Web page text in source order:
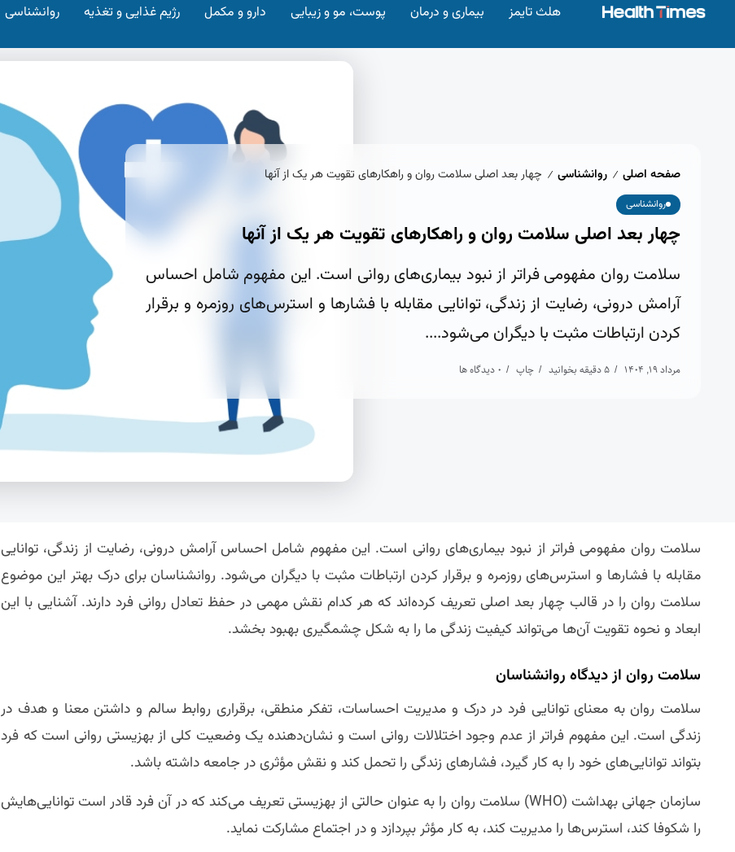
هلث تایمز بیماری و درمان پوست، مو و زیبایی دارو و مکمل رژیم غذایی و تغذیه روانشناسی
صفحه اصلی / روانشناسی / چهار بعد اصلی سلامت روان و راهکارهای تقویت هر یک از آنها
روانشناسی
چهار بعد اصلی سلامت روان و راهکارهای تقویت هر یک از آنها
سلامت روان مفهومی فراتر از نبود بیماری‌های روانی است. این مفهوم شامل احساس
آرامش درونی، رضایت از زندگی، توانایی مقابله با فشارها و استرس‌های روزمره و برقرار
کردن ارتباطات مثبت با دیگران می‌شود....
مرداد 19, 1404 5 دقیقه بخوانید چاپ 0 دیدگاه ها
سلامت روان مفهومی فراتر از نبود بیماری‌های روانی است. این مفهوم شامل احساس آرامش درونی، رضایت از زندگی، توانایی
مقابله با فشارها و استرس‌های روزمره و برقرار کردن ارتباطات مثبت با دیگران می‌شود. روانشناسان برای درک بهتر این موضوع
سلامت روان را در قالب چهار بعد اصلی تعریف کرده‌اند که هر کدام نقش مهمی در حفظ تعادل روانی فرد دارند. آشنایی با این
ابعاد و نحوه تقویت آن‌ها می‌تواند کیفیت زندگی ما را به شکل چشمگیری بهبود بخشد.
سلامت روان از دیدگاه روانشناسان
سلامت روان به معنای توانایی فرد در درک و مدیریت احساسات، تفکر منطقی، برقراری روابط سالم و داشتن معنا و هدف در
زندگی است. این مفهوم فراتر از عدم وجود اختلالات روانی است و نشان‌دهنده یک وضعیت کلی از بهزیستی روانی است که فرد
بتواند توانایی‌های خود را به کار گیرد، فشارهای زندگی را تحمل کند و نقش مؤثری در جامعه داشته باشد.
سازمان جهانی بهداشت (WHO) سلامت روان را به عنوان حالتی از بهزیستی تعریف می‌کند که در آن فرد قادر است توانایی‌هایش
را شکوفا کند، استرس‌ها را مدیریت کند، به کار مؤثر بپردازد و در اجتماع مشارکت نماید.